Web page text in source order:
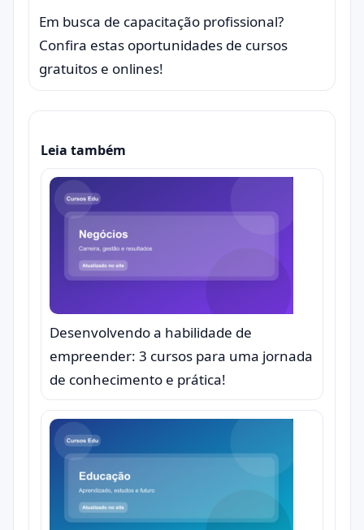
Em busca de capacitação profissional?
Confira estas oportunidades de cursos
gratuitos e onlines!
Leia também
Desenvolvendo a habilidade de
empreender: 3 cursos para uma jornada
de conhecimento e prática!